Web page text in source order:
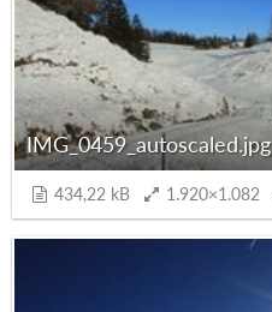
IMG_0459_autoscaled.jpg
434,22 kB 1.920×1.082